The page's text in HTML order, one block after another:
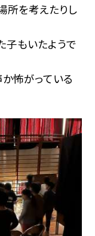
所を考えたりし
子もいたようで
か怖がっている